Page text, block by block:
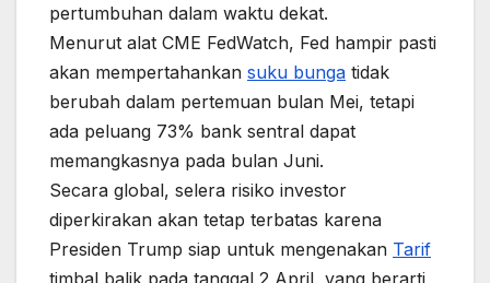
pertumbuhan dalam waktu dekat.
Menurut alat CME FedWatch, Fed hampir pasti
akan mempertahankan suku bunga tidak
berubah dalam pertemuan bulan Mei, tetapi
ada peluang 73% bank sentral dapat
memangkasnya pada bulan Juni.
Secara global, selera risiko investor
diperkirakan akan tetap terbatas karena
Presiden Trump siap untuk mengenakan Tarif
timbal balik pada tanggal 2 April, yang berarti